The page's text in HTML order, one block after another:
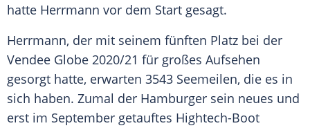
hatte Herrmann vor dem Start gesagt.
Herrmann, der mit seinem fünften Platz bei der
Vendee Globe 2020/21 für großes Aufsehen
gesorgt hatte, erwarten 3543 Seemeilen, die es in
sich haben. Zumal der Hamburger sein neues und
erst im September getauftes Hightech-Boot